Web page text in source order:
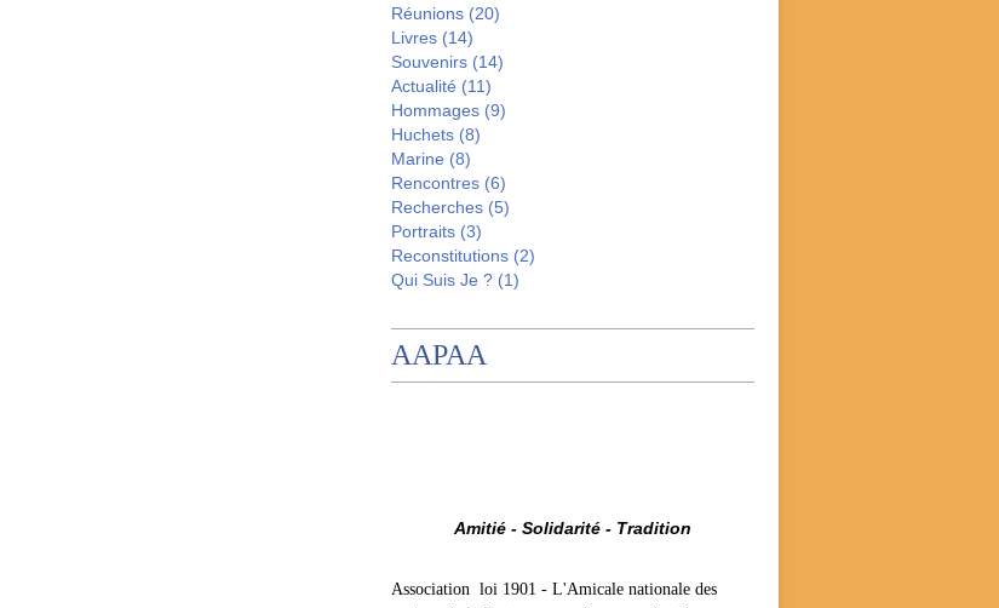
Réunions (20)
Livres (14)
Souvenirs (14)
Actualité (11)
Hommages (9)
Huchets (8)
Marine (8)
Rencontres (6)
Recherches (5)
Portraits (3)
Reconstitutions (2)
Qui Suis Je ? (1)
AAPAA
Amitié - Solidarité - Tradition
Association loi 1901 - L'Amicale nationale des